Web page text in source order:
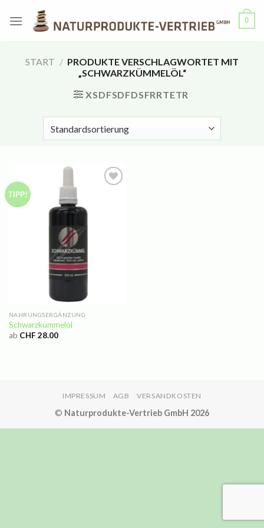
Inhalt
0
START / PRODUKTE VERSCHLAGWORTET MIT
„SCHWARZKÜMMELÖL“
XSDFSDFDSFRRTETR
TIPP!
NAHRUNGSERGÄNZUNG
Schwarzkümmelöl
ab CHF 28.00
IMPRESSUM AGB VERSANDKOSTEN
© Naturprodukte-Vertrieb GmbH 2026